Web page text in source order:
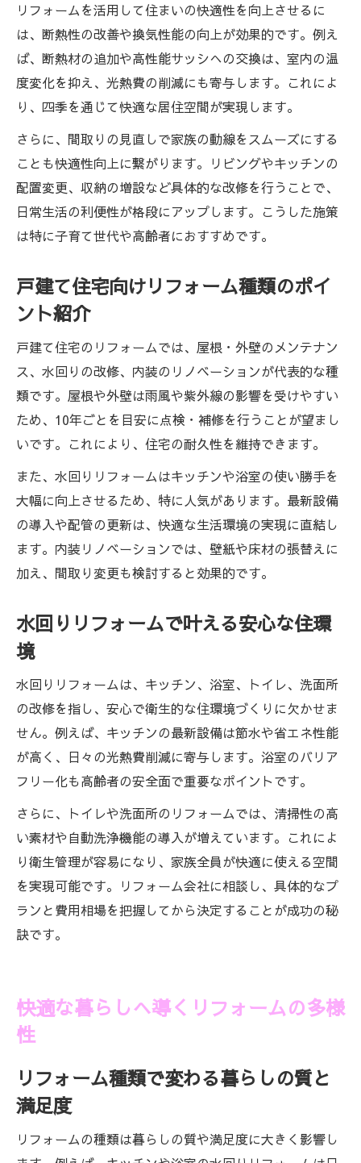
複数見積もりで比較するリフォームの進め
方
ニーズ別に知りたいリフォーム種類と特徴
家族構成やライフステージ別リフォーム種
類
古い住宅向けリフォームのポイントまとめ
水回り・外構リフォームで暮らしを快適に
将来安心の介護リフォーム種類を知る
リフォームを活用して住まいの快適性を向上させるに
は、断熱性の改善や換気性能の向上が効果的です。例え
ば、断熱材の追加や高性能サッシへの交換は、室内の温
度変化を抑え、光熱費の削減にも寄与します。これによ
り、四季を通じて快適な居住空間が実現します。
さらに、間取りの見直しで家族の動線をスムーズにする
ことも快適性向上に繋がります。リビングやキッチンの
配置変更、収納の増設など具体的な改修を行うことで、
日常生活の利便性が格段にアップします。こうした施策
は特に子育て世代や高齢者におすすめです。
戸建て住宅向けリフォーム種類のポイ
ント紹介
戸建て住宅のリフォームでは、屋根・外壁のメンテナン
ス、水回りの改修、内装のリノベーションが代表的な種
類です。屋根や外壁は雨風や紫外線の影響を受けやすい
ため、10年ごとを目安に点検・補修を行うことが望まし
いです。これにより、住宅の耐久性を維持できます。
また、水回りリフォームはキッチンや浴室の使い勝手を
大幅に向上させるため、特に人気があります。最新設備
の導入や配管の更新は、快適な生活環境の実現に直結し
ます。内装リノベーションでは、壁紙や床材の張替えに
加え、間取り変更も検討すると効果的です。
水回りリフォームで叶える安心な住環
境
水回りリフォームは、キッチン、浴室、トイレ、洗面所
の改修を指し、安心で衛生的な住環境づくりに欠かせま
せん。例えば、キッチンの最新設備は節水や省エネ性能
が高く、日々の光熱費削減に寄与します。浴室のバリア
フリー化も高齢者の安全面で重要なポイントです。
さらに、トイレや洗面所のリフォームでは、清掃性の高
い素材や自動洗浄機能の導入が増えています。これによ
り衛生管理が容易になり、家族全員が快適に使える空間
を実現可能です。リフォーム会社に相談し、具体的なプ
ランと費用相場を把握してから決定することが成功の秘
訣です。
快適な暮らしへ導くリフォームの多様
性
リフォーム種類で変わる暮らしの質と
満足度
リフォームの種類は暮らしの質や満足度に大きく影響し